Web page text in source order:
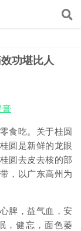
功堪比人
膏
食吃。关于桂圆
圆是新鲜的龙眼
圆去皮去核的部
，以广东高州为
脾，益气血，安
，健忘，面色萎